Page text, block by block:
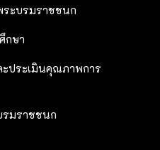
ะบรมราชชนก
กษา
ประเมินคุณภาพการ
รมราชชนก